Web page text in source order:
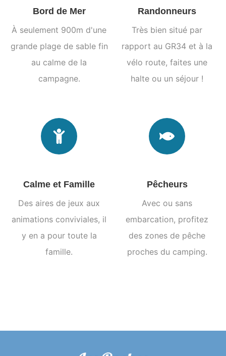
Bord de Mer
À seulement 900m d'une
grande plage de sable fin
au calme de la
campagne.
Randonneurs
Très bien situé par
rapport au GR34 et à la
vélo route, faites une
halte ou un séjour !
Calme et Famille
Des aires de jeux aux
animations conviviales, il
y en a pour toute la
famille.
Pêcheurs
Avec ou sans
embarcation, profitez
des zones de pêche
proches du camping.